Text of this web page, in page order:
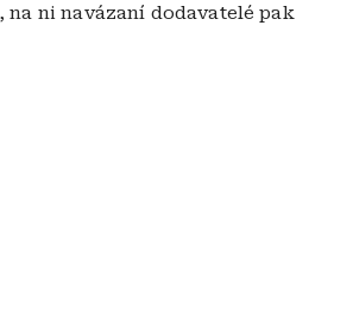
ni navázaní dodavatelé pak